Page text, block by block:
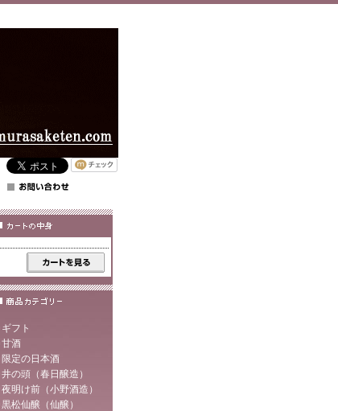
ギフト
甘酒
限定の日本酒
井の頭（春日醸造）
夜明け前（小野酒造）
黒松仙醸（仙醸）